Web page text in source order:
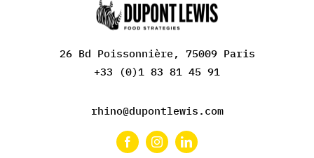
26 Bd Poissonnière, 75009 Paris
+33 (0)1 83 81 45 91
rhino@dupontlewis.com